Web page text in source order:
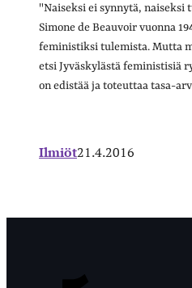
"Naiseksi ei synnytä,
Simone de Beauvoir vuonna
feministiksi tulemista. Mutta
etsi Jyväskylästä feministisiä
on edistää ja toteuttaa tasa-
Ilmiöt21.4.2016